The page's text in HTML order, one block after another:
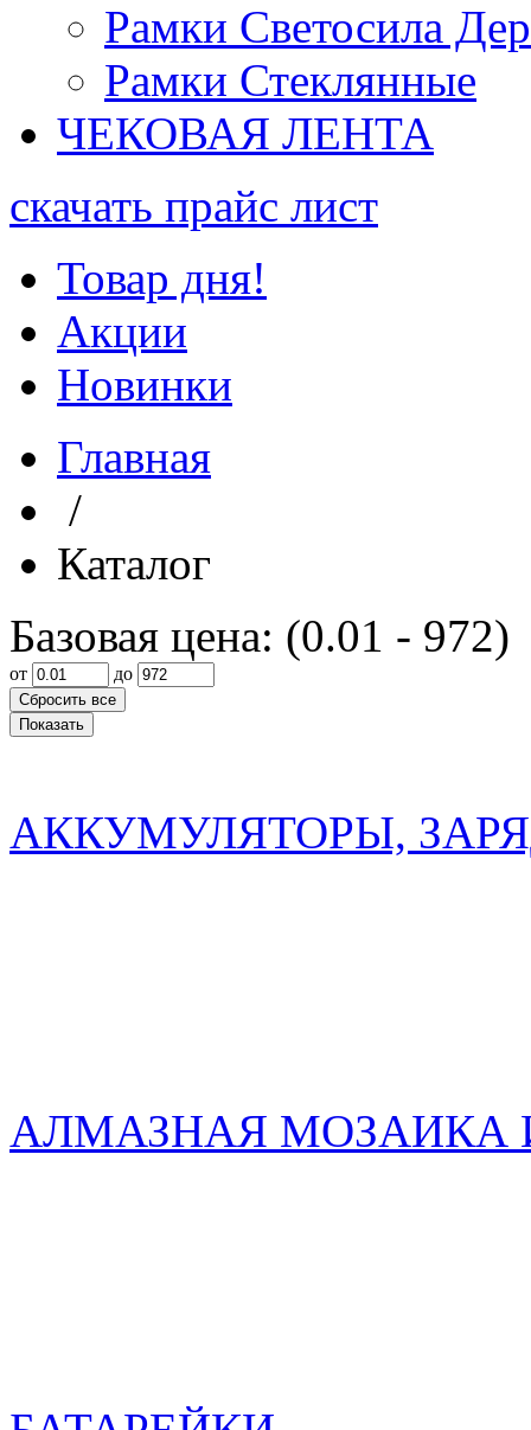
Рамки Светосила
Рамки Стеклянные
ЧЕКОВАЯ ЛЕНТА
скачать прайс лист
Товар дня!
Акции
Новинки
Главная
/
Каталог
Базовая цена: (0.01 - 972)
от до
АККУМУЛЯТОРЫ,
АЛМАЗНАЯ МОЗАИКА